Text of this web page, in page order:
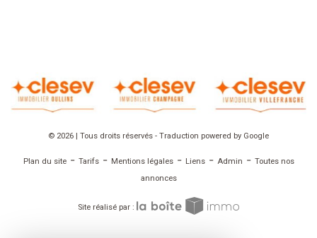
© 2026 | Tous droits réservés - Traduction powered by Google
Plan du site- Tarifs- Mentions légales- Liens- Admin - Toutes nos
annonces
Site réalisé par :